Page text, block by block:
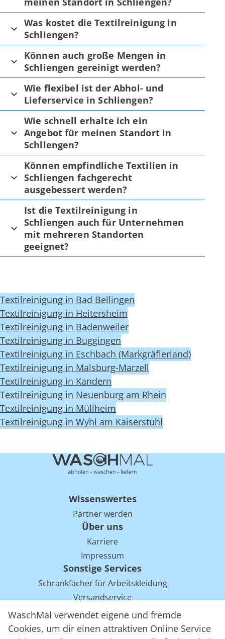
WaschMal verwendet eigene und fremde
Cookies, um dir einen attraktiven Online Service
Was kostet die Textilreinigung in
Schliengen?
Können auch große Mengen in
Schliengen gereinigt werden?
Wie flexibel ist der Abhol- und
Lieferservice in Schliengen?
Wie schnell erhalte ich ein
Angebot für meinen Standort in
Schliengen?
Können empfindliche Textilien in
Schliengen fachgerecht
ausgebessert werden?
Ist die Textilreinigung in
Schliengen auch für Unternehmen
mit mehreren Standorten
geeignet?
Textilreinigung in Bad Bellingen
Textilreinigung in Heitersheim
Textilreinigung in Badenweiler
Textilreinigung in Buggingen
Textilreinigung in Eschbach (Markgräflerland)
Textilreinigung in Malsburg-Marzell
Textilreinigung in Kandern
Textilreinigung in Neuenburg am Rhein
Textilreinigung in Müllheim
Textilreinigung in Wyhl am Kaiserstuhl
Wissenswertes
Partner werden
Über uns
Karriere
Impressum
Sonstige Services
Schrankfächer für Arbeitskleidung
Versandservice
Einsparpotentiale für Mietwäsche bei Arbeitskleidung
Arbeitskleidung Tracking mit RFID